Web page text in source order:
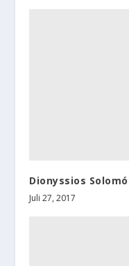
Dionyssios
Juli 27, 2017